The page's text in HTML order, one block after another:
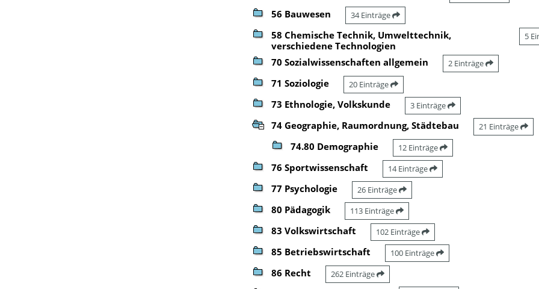
56 Bauwesen 34 Einträge
58 Chemische Technik, Umwelttechnik,
verschiedene Technologien
5
70 Sozialwissenschaften allgemein 2 Einträge
71 Soziologie 20 Einträge
73 Ethnologie, Volkskunde 3 Einträge
74 Geographie, Raumordnung, Städtebau 21 Einträge
74.80 Demographie 12 Einträge
76 Sportwissenschaft 14 Einträge
77 Psychologie 26 Einträge
80 Pädagogik 113 Einträge
83 Volkswirtschaft 102 Einträge
85 Betriebswirtschaft 100 Einträge
86 Recht 262 Einträge